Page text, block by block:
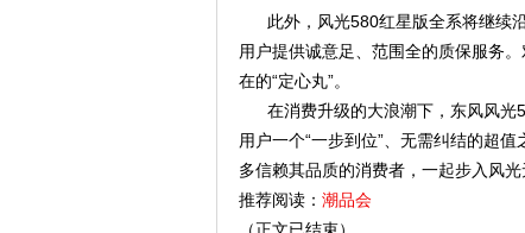
此外，风光580红星版全系将继续
用户提供诚意足、范围全的质保服务
在的“定心丸”。
在消费升级的大浪潮下，东风风光
用户一个“一步到位”、无需纠结的超
多信赖其品质的消费者，一起步入风光
推荐阅读： 潮品会